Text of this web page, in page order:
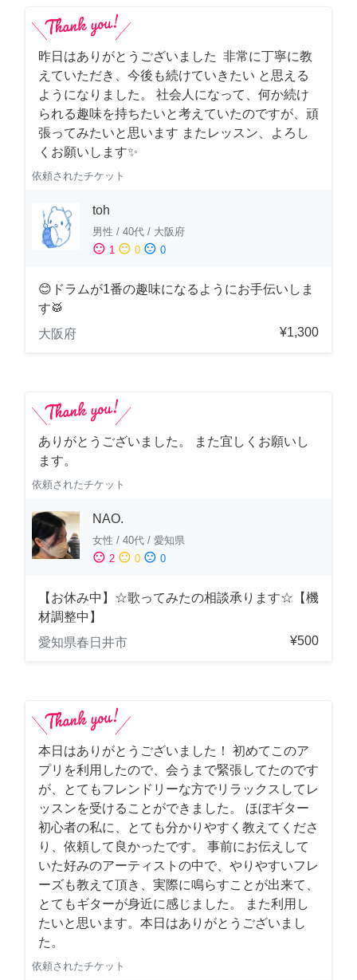
昨日はありがとうございました 非常に丁寧に教
えていただき、今後も続けていきたい と思える
ようになりました。 社会人になって、何か続け
られる趣味を持ちたいと考えていたのですが、頑
張ってみたいと思います またレッスン、よろし
くお願いします✨
依頼されたチケット
toh
男性 / 40代 / 大阪府
sentiment_satisfied 1 sentiment_neutral 0 sentiment_dissatisfied 0
😊ドラムが1番の趣味になるようにお手伝いしま
す🥁
大阪府
¥1,300
ありがとうございました。 また宜しくお願いし
ます。
依頼されたチケット
NAO.
女性 / 40代 / 愛知県
sentiment_satisfied 2 sentiment_neutral 0 sentiment_dissatisfied 0
【お休み中】☆歌ってみたの相談承ります☆【機
材調整中】
愛知県春日井市
¥500
本日はありがとうございました！ 初めてこのア
プリを利用したので、会うまで緊張してたのです
が、とてもフレンドリーな方でリラックスしてレ
ッスンを受けることができました。 ほぼギター
初心者の私に、とても分かりやすく教えてくださ
り、依頼して良かったです。 事前にお伝えして
いた好みのアーティストの中で、やりやすいフレ
ーズも教えて頂き、実際に鳴らすことが出来て、
とてもギターが身近に感じました。 また利用し
たいと思います。本日はありがとうございまし
た。
依頼されたチケット